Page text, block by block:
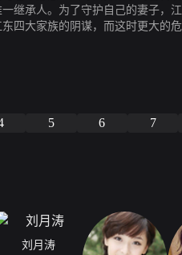
继承人。为了守护自己的妻子，
四大家族的阴谋，而这时更大的
5 6 7
刘月涛